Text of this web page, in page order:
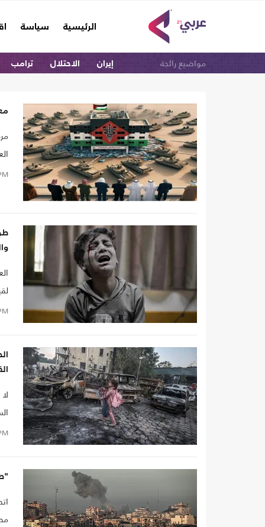
الرئيسية
(current) سياسة
مواضيع رائجة إيران الاحتلال ترامب